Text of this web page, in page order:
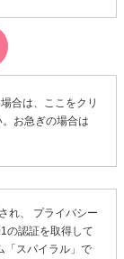
合は、 ここ をクリ
お急ぎの場合は
れ、 プライバシー
の認証を取得して
スパイラル」 で